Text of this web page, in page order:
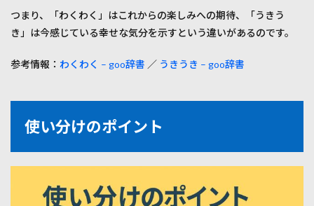
まと
感情
かに
ため
つまり、「わくわく」はこれからの楽しみへの期待、「うきう
き」は今感じている幸せな気分を示すという違いがあるのです。
参考情報： わくわく – goo辞書 ／ うきうき – goo辞書
使い分けのポイント